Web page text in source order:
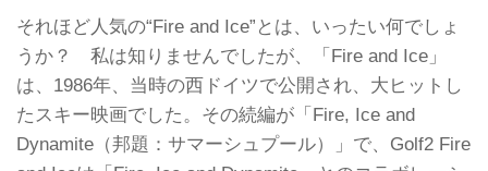
それほど人気の“Fire and Ice”とは、いったい何でしょ
うか？ 私は知りませんでしたが、「Fire and Ice」
は、1986年、当時の西ドイツで公開され、大ヒットし
たスキー映画でした。その続編が「Fire, Ice and
Dynamite（邦題：サマーシュプール）」で、Golf2 Fire